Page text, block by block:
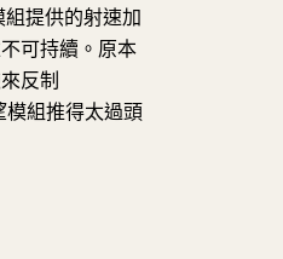
提供的射速加
可持續。原本
反制
組推得太過頭